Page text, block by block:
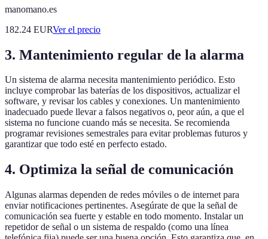
manomano.es
182.24 EURVer el precio
3. Mantenimiento regular de la alarma
Un sistema de alarma necesita mantenimiento periódico. Esto
incluye comprobar las baterías de los dispositivos, actualizar el
software, y revisar los cables y conexiones. Un mantenimiento
inadecuado puede llevar a falsos negativos o, peor aún, a que el
sistema no funcione cuando más se necesita. Se recomienda
programar revisiones semestrales para evitar problemas futuros y
garantizar que todo esté en perfecto estado.
4. Optimiza la señal de comunicación
Algunas alarmas dependen de redes móviles o de internet para
enviar notificaciones pertinentes. Asegúrate de que la señal de
comunicación sea fuerte y estable en todo momento. Instalar un
repetidor de señal o un sistema de respaldo (como una línea